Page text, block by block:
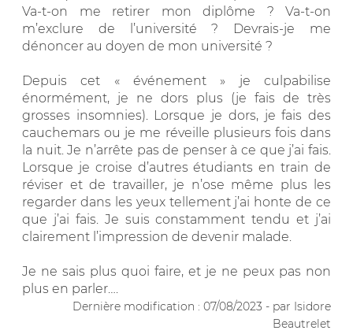
Va-t-on me retirer mon diplôme ? Va-t-on
m’exclure de l’université ? Devrais-je me
dénoncer au doyen de mon université ?
Depuis cet « événement » je culpabilise
énormément, je ne dors plus (je fais de très
grosses insomnies). Lorsque je dors, je fais des
cauchemars ou je me réveille plusieurs fois dans
la nuit. Je n’arrête pas de penser à ce que j’ai fais.
Lorsque je croise d’autres étudiants en train de
réviser et de travailler, je n’ose même plus les
regarder dans les yeux tellement j’ai honte de ce
que j’ai fais. Je suis constamment tendu et j’ai
clairement l’impression de devenir malade.
Je ne sais plus quoi faire, et je ne peux pas non
plus en parler….
Dernière modification : 07/08/2023 - par Isidore
Beautrelet